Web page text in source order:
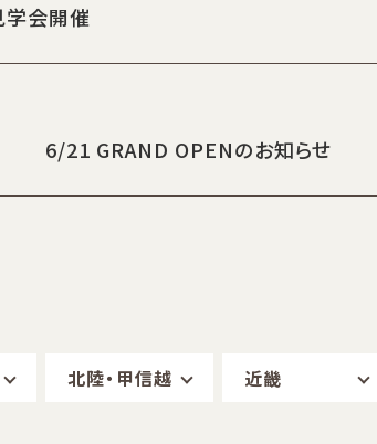
学会開催
6/21 GRAND OPENのお知らせ
北陸・甲信越 近畿